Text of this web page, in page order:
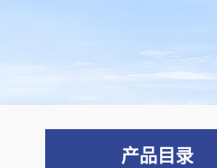
产品目录